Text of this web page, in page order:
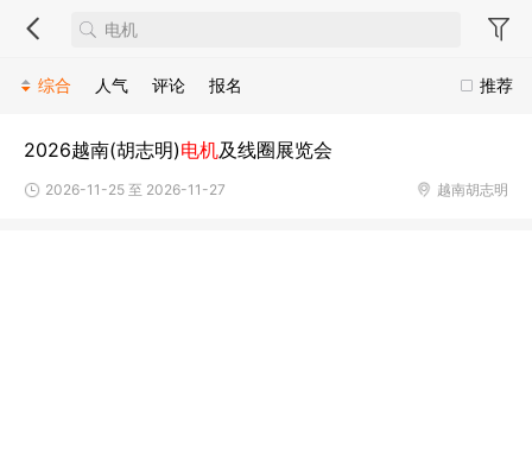
推荐
综合 人气 评论 报名
2026越南(胡志明)电机及线圈展览会
越南胡志明
2026-11-25 至 2026-11-27